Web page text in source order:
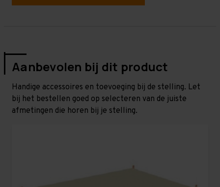
Aanbevolen bij dit product
Handige accessoires en toevoeging bij de stelling. Let
bij het bestellen goed op selecteren van de juiste
afmetingen die horen bij je stelling.